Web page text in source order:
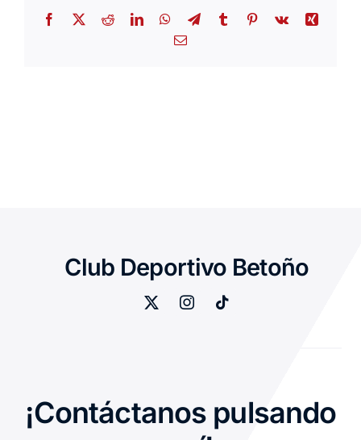
Facebook
X RedditLinkedInWhatsApp
TelegramTumblr Pinterest
Vk
Xing
Email
Club Deportivo Betoño
¡Contáctanos pulsando